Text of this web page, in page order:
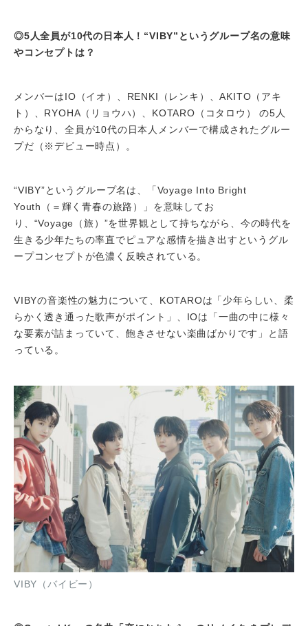
◎5人全員が10代の日本人！“VIBY”というグループ名の意味
やコンセプトは？
メンバーはIO（イオ）、RENKI（レンキ）、AKITO（アキ
ト）、RYOHA（リョウハ）、KOTARO（コタロウ） の5人
からなり、全員が10代の日本人メンバーで構成されたグルー
プだ（※デビュー時点）。
“VIBY”というグループ名は、「Voyage Into Bright
Youth（＝輝く青春の旅路）」を意味してお
り、“Voyage（旅）”を世界観として持ちながら、今の時代を
生きる少年たちの率直でピュアな感情を描き出すというグル
ープコンセプトが色濃く反映されている。
VIBYの音楽性の魅力について、KOTAROは「少年らしい、柔
らかく透き通った歌声がポイント」、IOは「一曲の中に様々
な要素が詰まっていて、飽きさせない楽曲ばかりです」と語
っている。
VIBY（バイビー）